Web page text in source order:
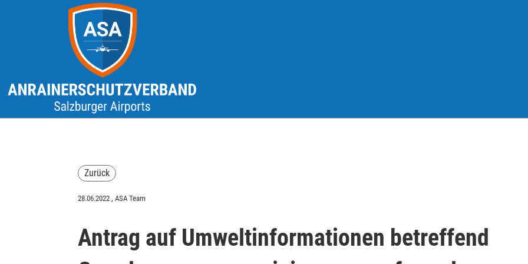
Zurück
28.06.2022 , ASA Team
Antrag auf Umweltinformationen betreffend